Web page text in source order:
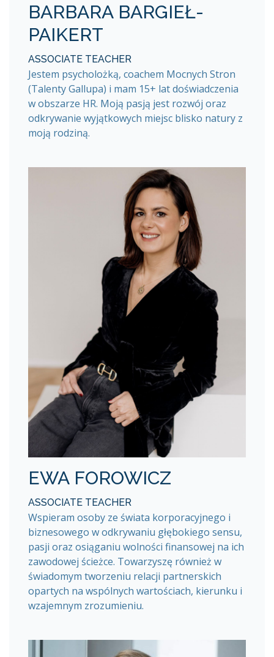
BARBARA BARGIEŁ-
PAIKERT
ASSOCIATE TEACHER
Jestem psycholożką, coachem Mocnych Stron
(Talenty Gallupa) i mam 15+ lat doświadczenia
w obszarze HR. Moją pasją jest rozwój oraz
odkrywanie wyjątkowych miejsc blisko natury z
moją rodziną.
EWA FOROWICZ
ASSOCIATE TEACHER
Wspieram osoby ze świata korporacyjnego i
biznesowego w odkrywaniu głębokiego sensu,
pasji oraz osiąganiu wolności finansowej na ich
zawodowej ścieżce. Towarzyszę również w
świadomym tworzeniu relacji partnerskich
opartych na wspólnych wartościach, kierunku i
wzajemnym zrozumieniu.